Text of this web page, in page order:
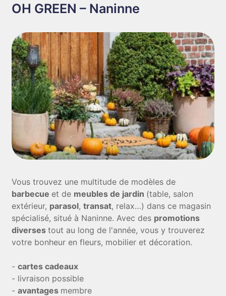
OH GREEN – Naninne
Vous trouvez une multitude de modèles de
barbecue et de meubles de jardin (table, salon
extérieur, parasol,transat, relax…) dans ce magasin
spécialisé, situé à Naninne. Avec des promotions
diversestout au long de l'année, vous y trouverez
votre bonheur en fleurs, mobilier et décoration.
-cartes cadeaux
- livraison possible
-avantages membre